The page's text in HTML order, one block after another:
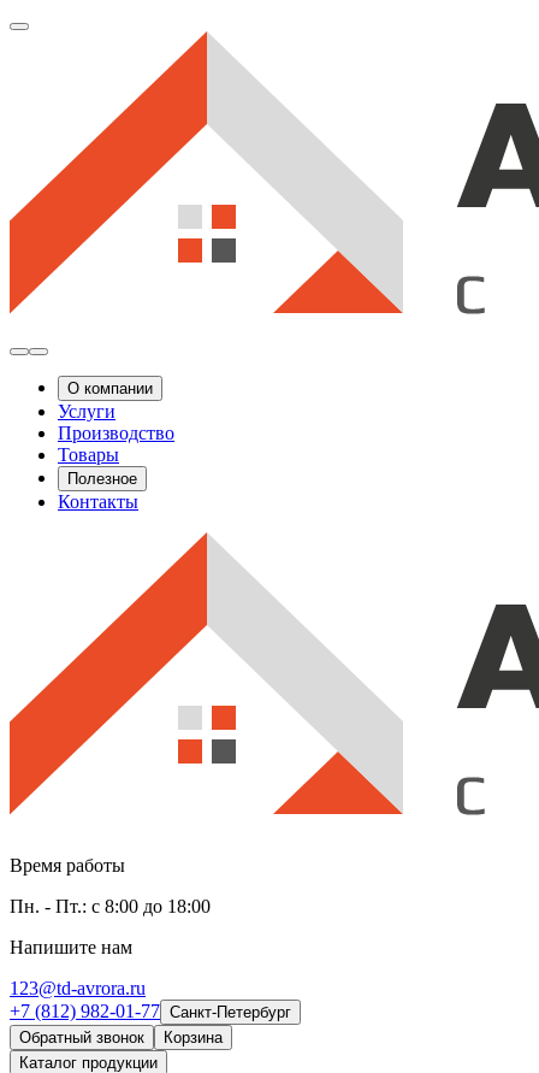
О компании
Услуги
Производство
Товары
Полезное
Контакты
Время работы
Пн. - Пт.: с 8:00 до 18:00
Напишите нам
123@td-avrora.ru
+7 (812) 982-01-77 Санкт-Петербург
Обратный звонок
Корзина
Каталог продукции